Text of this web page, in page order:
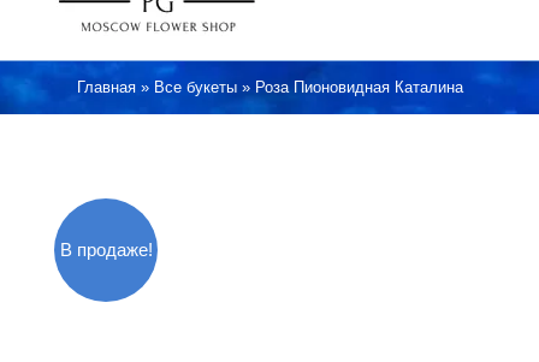
Главная» Все букеты» Роза Пионовидная Каталина
В продаже!